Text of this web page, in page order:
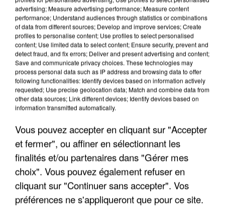
UNE TOURISTE DE L’OISE EMPORTÉE PAR UNE
COULÉE DE BOUE EN HAUTE-SAVOIE
advertising; Measure advertising performance; Measure content
performance; Understand audiences through statistics or combinations
of data from different sources; Develop and improve services; Create
profiles to personalise content; Use profiles to select personalised
content; Use limited data to select content; Ensure security, prevent and
detect fraud, and fix errors; Deliver and present advertising and content;
Save and communicate privacy choices. These technologies may
process personal data such as IP address and browsing data to offer
following functionalities: Identify devices based on information actively
requested; Use precise geolocation data; Match and combine data from
other data sources; Link different devices; Identify devices based on
information transmitted automatically.
Vous pouvez accepter en cliquant sur "Accepter
et fermer", ou affiner en sélectionnant les
finalités et/ou partenaires dans "Gérer mes
choix". Vous pouvez également refuser en
cliquant sur "Continuer sans accepter". Vos
préférences ne s'appliqueront que pour ce site.